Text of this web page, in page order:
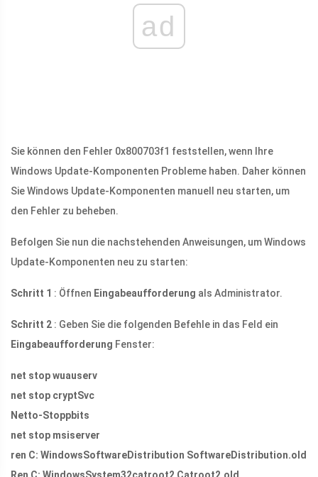
ad
Sie können den Fehler 0x800703f1 feststellen, wenn Ihre
Windows Update-Komponenten Probleme haben. Daher können
Sie Windows Update-Komponenten manuell neu starten, um
den Fehler zu beheben.
Befolgen Sie nun die nachstehenden Anweisungen, um Windows
Update-Komponenten neu zu starten:
Schritt 1 : Öffnen Eingabeaufforderung als Administrator.
Schritt 2 : Geben Sie die folgenden Befehle in das Feld ein
Eingabeaufforderung Fenster:
net stop wuauserv
net stop cryptSvc
Netto-Stoppbits
net stop msiserver
ren C: WindowsSoftwareDistribution SoftwareDistribution.old